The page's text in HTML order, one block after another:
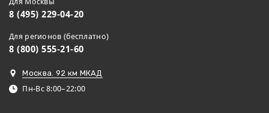
8 (495) 229-04-20
Для регионов (бесплатно)
8 (800) 555-21-60
Москва. 92 км МКАД
Пн-Вс 8:00–22:00